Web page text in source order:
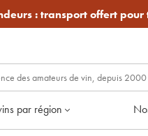
:transport offert pour
par région